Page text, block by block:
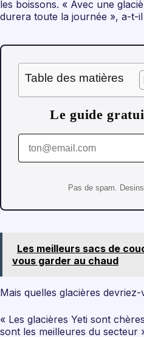
les boissons. « Avec une
durera toute la journée », a-t-
Table des matières
Le guide
Pas de spam.
Les meilleurs sacs de
vous garder au chaud
Mais quelles glacières
« Les glacières Yeti sont
sont les meilleures du secteur